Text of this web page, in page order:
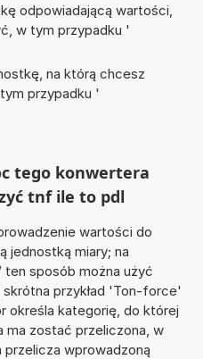
odpowiadającą wartości,
w tym przypadku '
na którą chcesz
przypadku '
tego konwertera
tnf ile to pdl
wartości do
jednostką miary; na
sposób można użyć
skrótna przykład 'Ton-force'
określa kategorię, do której
ma zostać przeliczona, w
przelicza wprowadzoną